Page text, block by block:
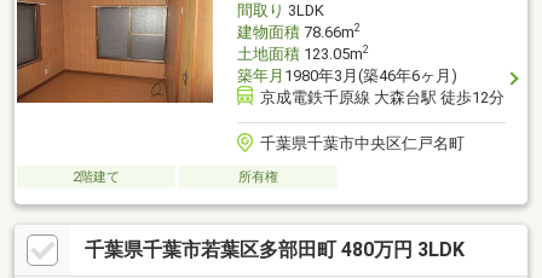
間取り 3LDK
建物面積78.66m2
土地面積123.05m2
築年月 1980年3月(築46年6ヶ月)
京成電鉄千原線 大森台駅 徒歩12分
千葉県千葉市中央区仁戸名町
2階建て 所有権
千葉県千葉市若葉区多部田町 480万円 3LDK